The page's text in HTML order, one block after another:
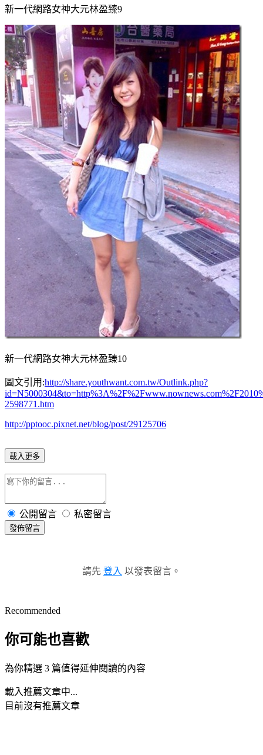
新一代網路女神大元林盈臻9
新一代網路女神大元林盈臻10
圖文引用:http://share.youthwant.com.tw/Outlink.php?
2598771.htm
http://pptooc.pixnet.net/blog/post/29125706
載入更多
公開留言 私密留言
發佈留言
請先 登入 以發表留言。
Recommended
你可能也喜歡
為你精選 3 篇值得延伸閱讀的內容
載入推薦文章中...
目前沒有推薦文章